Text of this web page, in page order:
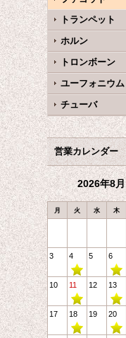
トランペット
ホルン
トロンボーン
ユーフォニウム
チューバ
営業カレンダー
2026年8月
月 火 水 木
3 4 5 6
10 11 12 13
17 18 19 20